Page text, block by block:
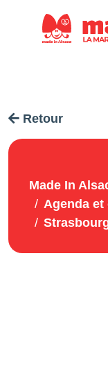
Retour
Made In
Agenda et